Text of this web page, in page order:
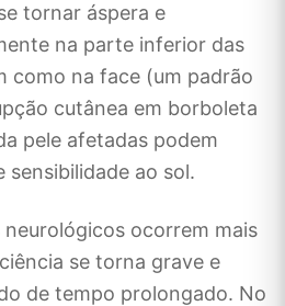
tornar áspera e
na parte inferior das
como na face (um padrão
cutânea em borboleta
pele afetadas podem
sensibilidade ao sol.
neurológicos ocorrem mais
se torna grave e
de tempo prolongado. No